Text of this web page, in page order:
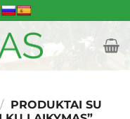
/ PRODUKTAI SU